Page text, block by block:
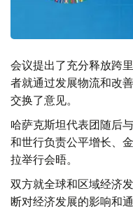
会议提出了充分释放跨
者就通过发展物流和改
交换了意见。
哈萨克斯坦代表团随后
和世行负责公平增长、
拉举行会晤。
双方就全球和区域经济
断对经济发展的影响和